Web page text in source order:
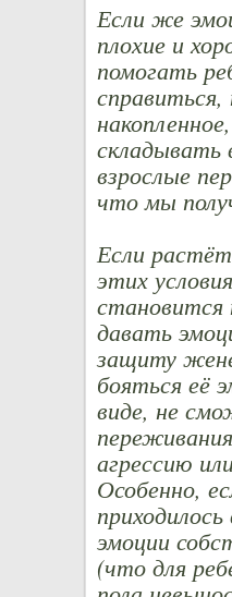
Если же
плохие и
помогать
справиться,
складывать
взрослые
что мы
Если
этих
становится
давать
защиту
бояться её
виде, не
агрессию
Особенно,
эмоции
(что для